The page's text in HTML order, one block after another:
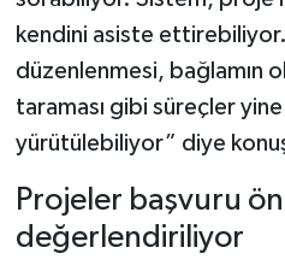
kendini asiste
düzenlenmesi, bağlamın
taraması gibi süreçler
yürütülebiliyor” diye
Projeler başvuru
değerlendiriliyor